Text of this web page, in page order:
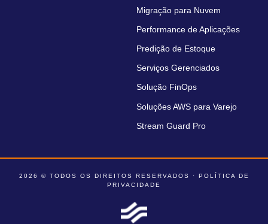
Migração para Nuvem
Performance de Aplicações
Predição de Estoque
Serviços Gerenciados
Solução FinOps
Soluções AWS para Varejo
Stream Guard Pro
2026 © TODOS OS DIREITOS RESERVADOS · POLÍTICA DE
PRIVACIDADE